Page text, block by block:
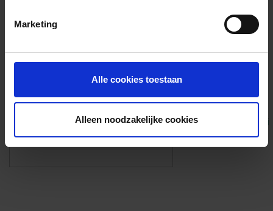
Marketing
Alle cookies toestaan
Alleen noodzakelijke cookies
Foto’s ({{photos.length}})
Eigen foto’s